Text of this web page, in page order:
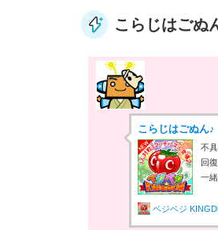
こらじはごぬ
こらじはごぬん♪
不
回
一
ベジベジ